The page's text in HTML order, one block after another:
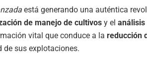
está generando una auténtica
de manejo de cultivos y el análisis
vital que conduce a la reducción
sus explotaciones.